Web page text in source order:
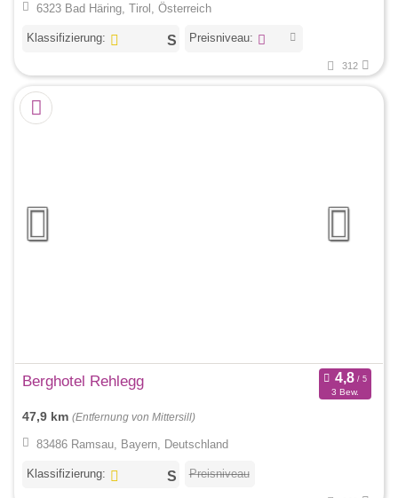
6323 Bad Häring, Tirol, Österreich
Klassifizierung: Preisniveau:
312
Berghotel Rehlegg
3 Bew.
47,9 km (Entfernung von Mittersill)
83486 Ramsau, Bayern, Deutschland
Klassifizierung: Preisniveau